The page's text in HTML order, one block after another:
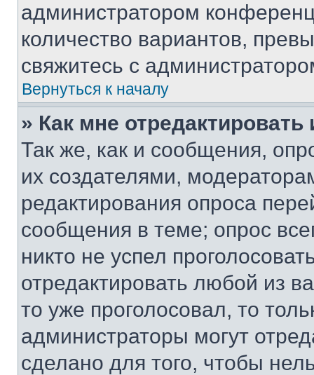
администратором
количество вариантов,
свяжитесь с
Вернуться к началу
» Как мне
Так же, как и сообщения,
их создателями,
редактирования опроса
сообщения в теме; опрос
никто не успел
отредактировать любой из
то уже проголосовал, то
администраторы могут
сделано для того, чтобы